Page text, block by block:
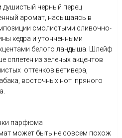
черный перец
аромат, насыщаясь в
смолистыми сливочно-
кедра и утонченными
белого ландыша. Шлейф
сплетен из зеленых акцентов
оттенков ветивера,
восточных нот пряного
парфюма
может быть не совсем похож